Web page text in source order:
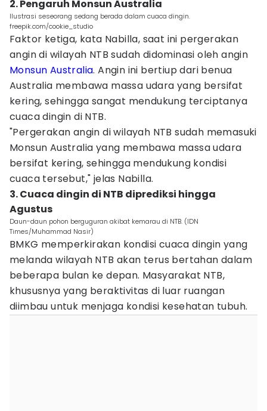
2. Pengaruh Monsun Australia
Ilustrasi seseorang sedang berada dalam cuaca dingin.
freepik.com/cookie_studio
Faktor ketiga, kata Nabilla, saat ini pergerakan
angin di wilayah NTB sudah didominasi oleh angin
Monsun Australia. Angin ini bertiup dari benua
Australia membawa massa udara yang bersifat
kering, sehingga sangat mendukung terciptanya
cuaca dingin di NTB.
"Pergerakan angin di wilayah NTB sudah memasuki
Monsun Australia yang membawa massa udara
bersifat kering, sehingga mendukung kondisi
cuaca tersebut," jelas Nabilla.
3. Cuaca dingin di NTB diprediksi hingga
Agustus
Daun-daun pohon berguguran akibat kemarau di NTB. (IDN
Times/Muhammad Nasir)
BMKG memperkirakan kondisi cuaca dingin yang
melanda wilayah NTB akan terus bertahan dalam
beberapa bulan ke depan. Masyarakat NTB,
khususnya yang beraktivitas di luar ruangan
diimbau untuk menjaga kondisi kesehatan tubuh.